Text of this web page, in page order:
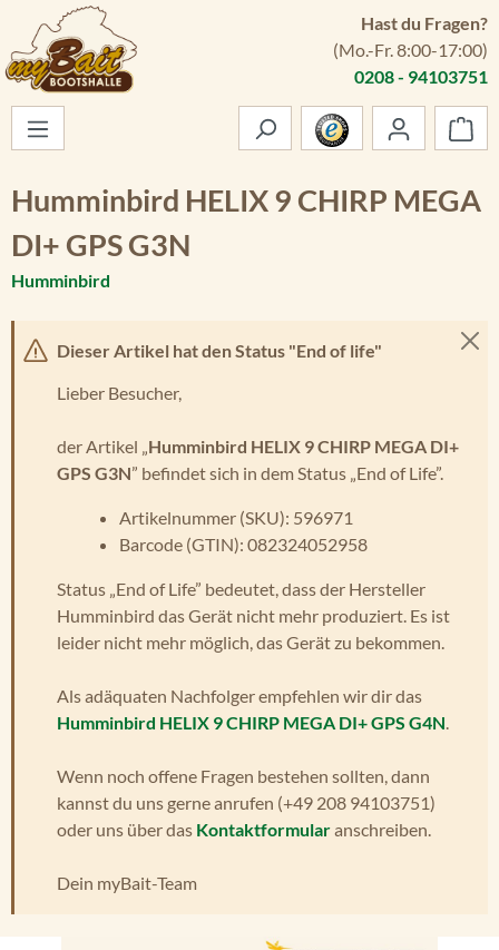
Zum Hauptinhalt springen
Hast du Fragen?
(Mo.-Fr. 8:00-17:00)
0208 - 94103751
Humminbird HELIX 9 CHIRP MEGA
DI+ GPS G3N
Humminbird
Dieser Artikel hat den Status "End of life"
Lieber Besucher,
der Artikel „Humminbird HELIX 9 CHIRP MEGA DI+
GPS G3N” befindet sich in dem Status „End of Life”.
Artikelnummer (SKU): 596971
Barcode (GTIN): 082324052958
Status „End of Life” bedeutet, dass der Hersteller
Humminbird das Gerät nicht mehr produziert. Es ist
leider nicht mehr möglich, das Gerät zu bekommen.
Als adäquaten Nachfolger empfehlen wir dir das
Humminbird HELIX 9 CHIRP MEGA DI+ GPS G4N.
Wenn noch offene Fragen bestehen sollten, dann
kannst du uns gerne anrufen (+49 208 94103751)
oder uns über das Kontaktformularanschreiben.
Dein myBait-Team